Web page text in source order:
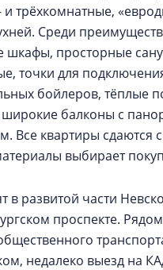
и трёхкомнатные,
Среди
шкафы, просторные
точки для
бойлеров, тёплые
широкие балконы с
Все квартиры сдаются
выбирает
в развитой части
проспекте.
недалеко выезд на